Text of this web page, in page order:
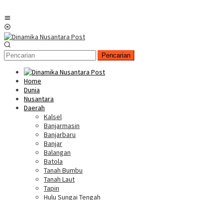
Pencarian
Home
Dunia
Nusantara
Daerah
Kalsel
Banjarmasin
Banjarbaru
Banjar
Balangan
Batola
Tanah Bumbu
Tanah Laut
Tapin
Hulu Sungai Tengah